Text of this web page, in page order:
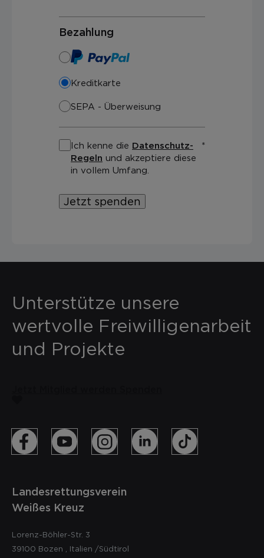
Bezahlung
Kreditkarte
SEPA - Überweisung
Ich kenne die Datenschutz-
Regeln und akzeptiere diese
in vollem Umfang.
Jetzt spenden
Unterstütze unsere
wertvolle Freiwilligenarbeit
und Projekte
Landesrettungsverein
Weißes Kreuz
Lorenz-Böhler-Str. 3
39100 Bozen Italien /Südtirol